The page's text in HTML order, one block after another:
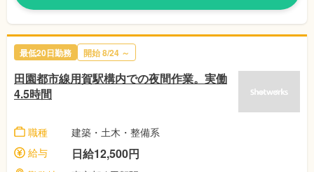
最低20日勤務 開始8/24 ～
田園都市線用賀駅構内での夜間作業。実働
4.5時間
職種
建築・土木・整備系
給与
日給12,500円